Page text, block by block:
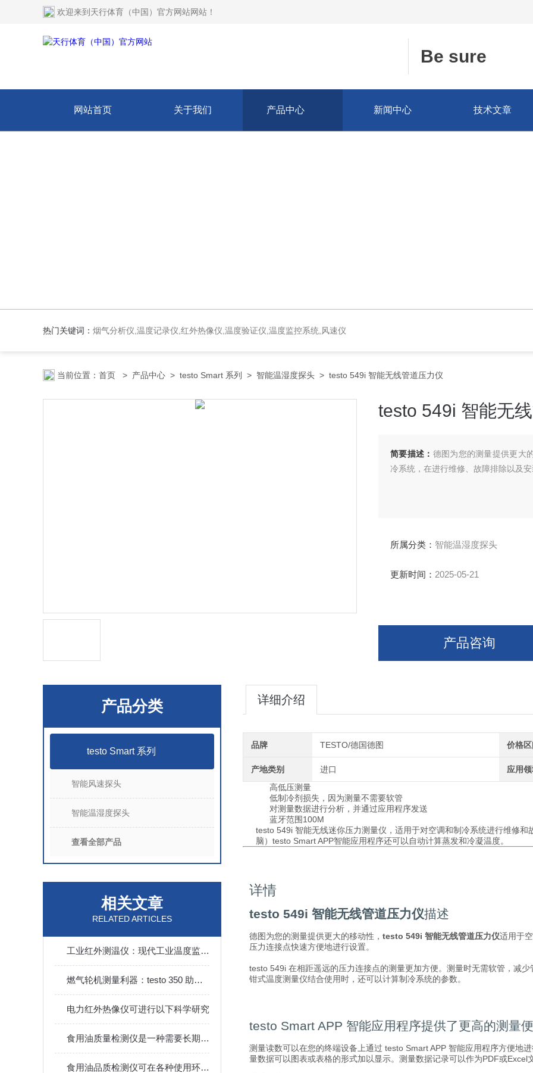
欢迎来到 天行体育（中国）官方网站网站 ！
Be sure
网站首页 关于我们 产品中心 新闻中心 技术文章
热门关键词： 烟气分析仪,温度记录仪,红外热像仪,温度验证仪,温度监控系统,风速仪
当前位置： 首页 > 产品中心 > testo Smart 系列 > 智能温湿度探头 > testo 549i 智能无线管道压力仪
testo 549i 智能无
简要描述： 德图为您的测量提供更大
冷系统，在进行维修、故障排除以及
所属分类： 智能温湿度探头
更新时间： 2025-05-21
产品咨询
产品分类
testo Smart 系列
智能风速探头
智能温湿度探头
查看全部产品
相关文章
RELATED ARTICLES
工业红外测温仪：现代工业温度监测的设备
燃气轮机测量利器：testo 350 助力能源高效利用与合规排放
电力红外热像仪可进行以下科学研究
食用油质量检测仪是一种需要长期保养和维护的设备
食用油品质检测仪可在各种使用环境下进行测量
详细介绍
品牌 TESTO/德国德图 价格区
产地类别 进口 应用
高低压测量
低制冷剂损失，因为测量不需要软管
对测量数据进行分析，并通过应用程序发送
蓝牙范围100M
testo 549i 智能无线迷你压力测量仪，适用于对空调和制冷系统进行维修
脑）testo Smart APP智能应用程序还可以自动计算蒸发和冷凝温度。
详情
testo 549i 智能无线管道压力仪描述
德图为您的测量提供更大的移动性， testo 549i 智能无线管道压力仪适用于
压力连接点快速方便地进行设置。
testo 549i 在相距遥远的压力连接点的测量更加方便。测量时无需软管，减
钳式温度测量仪结合使用时，还可以计算制冷系统的参数。
testo Smart APP 智能应用程序提供了更高的测量
测量读数可以在您的终端设备上通过 testo Smart APP 智能应用程序方便地
量数据可以图表或表格的形式加以显示。测量数据记录可以作为PDF或Excel